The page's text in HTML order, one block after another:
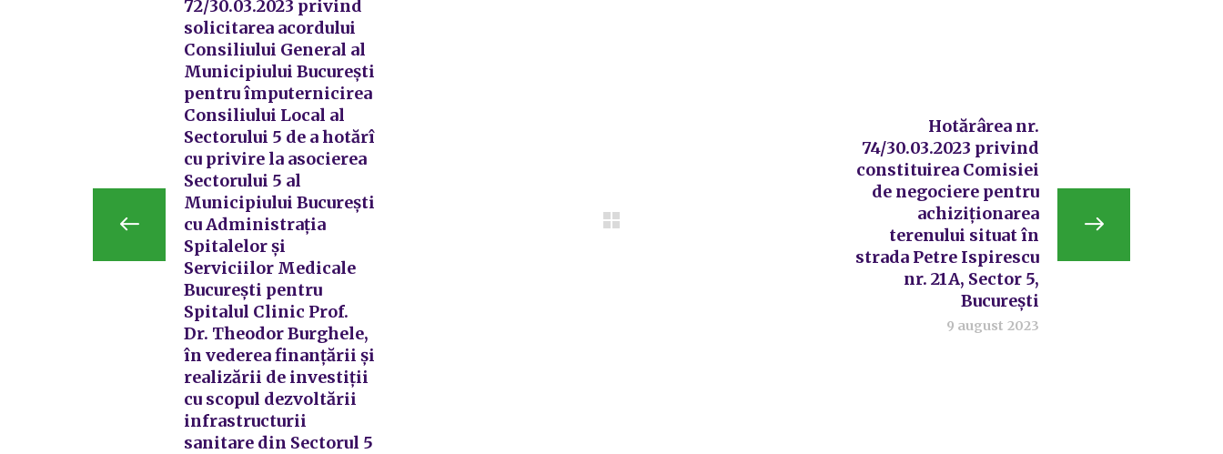
72/30.03.2023 privind
solicitarea acordului
Consiliului General al
Municipiului București
pentru împuternicirea
Consiliului Local al
Sectorului 5 de a hotărî
cu privire la asocierea
Sectorului 5 al
Municipiului București
cu Administrația
Spitalelor și
Serviciilor Medicale
București pentru
Spitalul Clinic Prof.
Dr. Theodor Burghele,
în vederea finanțării și
realizării de investiții
cu scopul dezvoltării
infrastructurii
sanitare din Sectorul 5
Hotărârea nr.
74/30.03.2023 privind
constituirea Comisiei
de negociere pentru
achiziționarea
terenului situat în
strada Petre Ispirescu
nr. 21A, Sector 5,
București
9 august 2023